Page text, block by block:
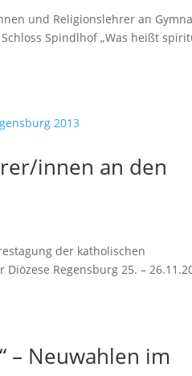
und Religionslehrer an
Spindlhof „Was heißt
innen an den
der katholischen
Regensburg 25. –
– Neuwahlen im